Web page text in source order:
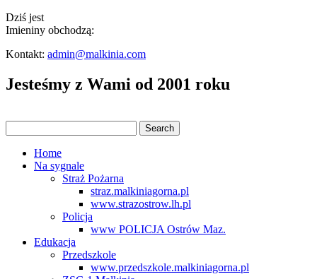
Dziś jest
Imieniny obchodzą:
Kontakt: admin@malkinia.com
Jesteśmy z Wami od 2001 roku
Home
Na sygnale
Straż Pożarna
straz.malkiniagorna.pl
www.strazostrow.lh.pl
Policja
www POLICJA Ostrów Maz.
Edukacja
Przedszkole
www.przedszkole.malkiniagorna.pl